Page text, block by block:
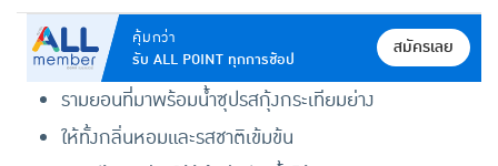
คุ้มกว่า
รับ ALL POINT ทุกการช้อป
สมัครเลย
รามยอนที่มาพร้อมน้ำซุปรสกุ้งกระเทียมย่าง
ให้ทั้งกลิ่นหอมและรสชาติเข้มข้น